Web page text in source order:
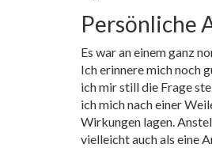
Persönliche
Es war an einem ganz
Ich erinnere mich noch
ich mir still die Frage
ich mich nach einer
Wirkungen lagen.
vielleicht auch als eine